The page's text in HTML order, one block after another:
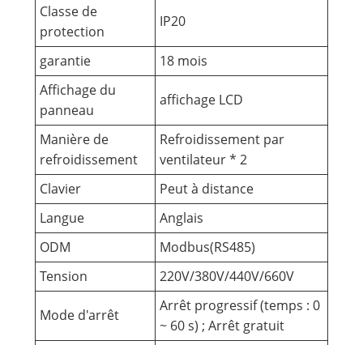
Classe de
protection
IP20
garantie
18 mois
Affichage du
panneau
affichage LCD
Manière de
refroidissement
Refroidissement par
ventilateur * 2
Clavier
Peut à distance
Langue
Anglais
ODM
Modbus(RS485)
Tension
220V/380V/440V/660V
Mode d'arrêt
Arrêt progressif (temps : 0
~ 60 s) ; Arrêt gratuit